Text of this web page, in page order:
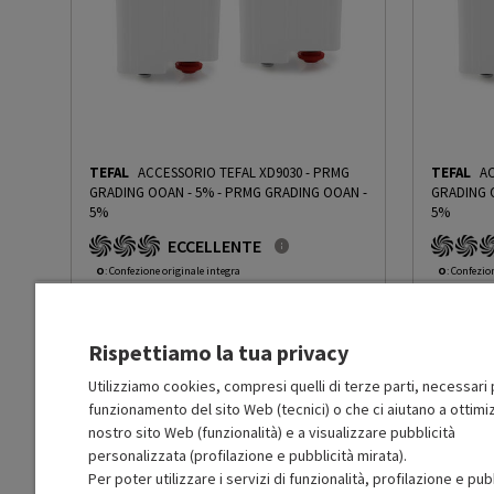
TEFAL ACCESSORIO TEFAL XD9030 - PRMG
GRADING OOAN - 5%- PRMG GRADING OOAN -
5%
ECCELLENTE
O: Confezione originale integra
O: Accessori principali presenti
Prodotto Nuovo 19.99 -5%
Ricondizionato Prezzo ridotto da
18.99a-50.02%
In Promozione 9.49
Aggiungi al carrello
TEFAL
GRADING
5%
O:
O:
In
Rispettiamo la tua privacy
Utilizziamo cookies, compresi quelli di terze parti, necessari
funzionamento del sito Web (tecnici) o che ci aiutano a
nostro sito Web (funzionalità) e a visualizzare pubblicità
personalizzata (profilazione e pubblicità mirata).
Per poter utilizzare i servizi di funzionalità, profilazione e